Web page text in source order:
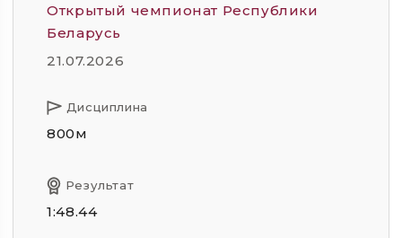
Открытый чемпионат Республики
Беларусь
21.07.2026
Дисциплина
800м
Результат
1:48.44